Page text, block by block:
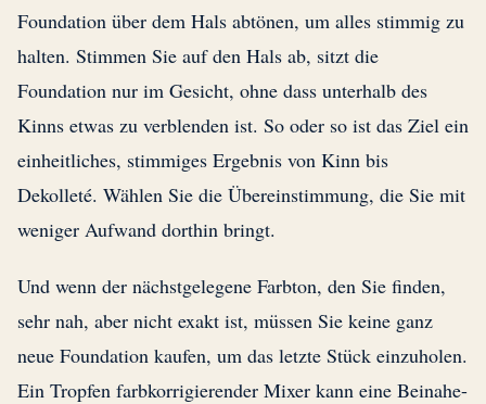
Foundation über dem Hals abtönen, um alles stimmig zu
halten. Stimmen Sie auf den Hals ab, sitzt die
Foundation nur im Gesicht, ohne dass unterhalb des
Kinns etwas zu verblenden ist. So oder so ist das Ziel ein
einheitliches, stimmiges Ergebnis von Kinn bis
Dekolleté. Wählen Sie die Übereinstimmung, die Sie mit
weniger Aufwand dorthin bringt.
Und wenn der nächstgelegene Farbton, den Sie finden,
sehr nah, aber nicht exakt ist, müssen Sie keine ganz
neue Foundation kaufen, um das letzte Stück einzuholen.
Ein Tropfen farbkorrigierender Mixer kann eine Beinahe-